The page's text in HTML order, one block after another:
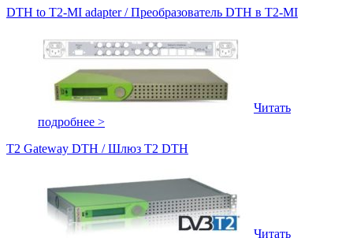
DTH to T2-MI adapter / Преобразователь DTH в T2-MI
Читать
подробнее >
T2 Gateway DTH / Шлюз T2 DTH
Читать